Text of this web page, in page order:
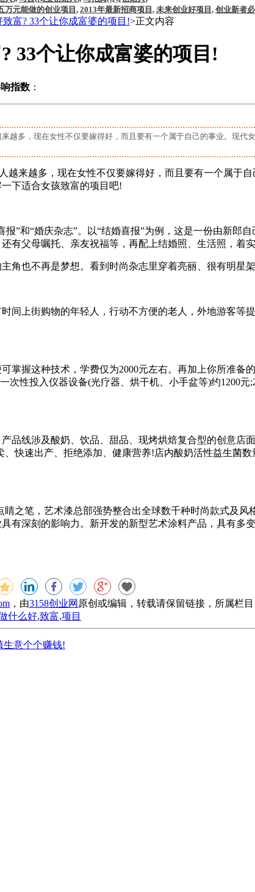
万元能做的创业项目 , 2013年最新招商项目 , 未来创业好项目 , 创业新者
富? 33个让你成富婆的项目!>正文内容
33个让你成富婆的项目!
指数 ：
，现在女性不仅要嫁得好，而且要有一个属于自己的事业。现代
越多，现在女性不仅要嫁得好，而且要有一个属于自
下适合女孩致富的项目吧!
和“婚庆杂志”。以“结婚喜报”为例，这是一份由新郎
有父母嘱托、亲友祝福等，再配上结婚照、生活照，着
也不再是梦想。看到时尚杂志里穿着亮丽、很有明星
上街购物的年轻人，行动不方便的老人，外地游客等
握这种技术，学费仅为2000元左右。再加上你所准备
次性投入仪器设备(光疗器、烘干机、小手盆等)约1200
线涉及酸奶、饮品、甜品、现烤烘焙复合型的创意店
快速出产、拒绝添加、健康营养!店内酸奶活性益生菌
笔，艺术漆总部强势整合出全球数千种时尚款式及风
有深刻的影响力。新开发的新型艺术涂料产品，具有
，由3158创业网 原创或编辑，转载请保留链接，所属栏目
什么好,致富,项目
生意个个赚钱!